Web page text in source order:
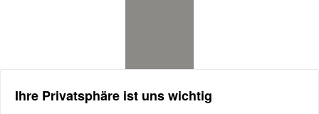
Ihre Privatsphäre ist uns wichtig